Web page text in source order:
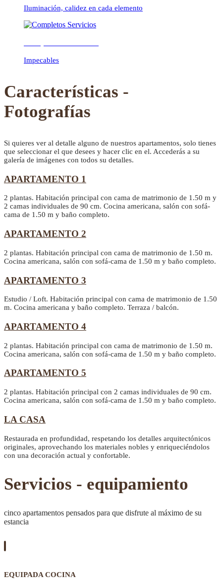
Iluminación, calidez en cada elemento
Impecables
Características -
Fotografías
Si quieres ver al detalle alguno de nuestros apartamentos, solo tienes
que seleccionar el que desees y hacer clic en el. Accederás a su
galería de imágenes con todos su detalles.
APARTAMENTO 1
2 plantas. Habitación principal con cama de matrimonio de 1.50 m y
2 camas individuales de 90 cm. Cocina americana, salón con sofá-
cama de 1.50 m y baño completo.
APARTAMENTO 2
2 plantas. Habitación principal con cama de matrimonio de 1.50 m.
Cocina americana, salón con sofá-cama de 1.50 m y baño completo.
APARTAMENTO 3
Estudio / Loft. Habitación principal con cama de matrimonio de 1.50
m. Cocina americana y baño completo. Terraza / balcón.
APARTAMENTO 4
2 plantas. Habitación principal con cama de matrimonio de 1.50 m.
Cocina americana, salón con sofá-cama de 1.50 m y baño completo.
APARTAMENTO 5
2 plantas. Habitación principal con 2 camas individuales de 90 cm.
Cocina americana, salón con sofá-cama de 1.50 m y baño completo.
LA CASA
Restaurada en profundidad, respetando los detalles arquitectónicos
originales, aprovechando los materiales nobles y enriqueciéndolos
con una decoración actual y confortable.
Servicios - equipamiento
cinco apartamentos pensados para que disfrute al máximo de su
estancia
EQUIPADA COCINA